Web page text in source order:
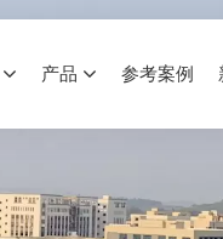
产品 参考案例